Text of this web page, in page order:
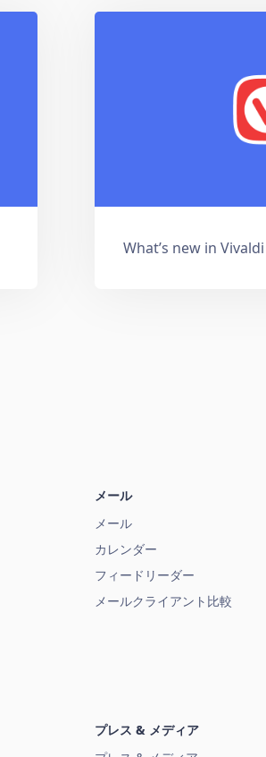
What’s new in
メール
メール
カレンダー
フィードリーダー
メールクライアント比較
プレス & メディア